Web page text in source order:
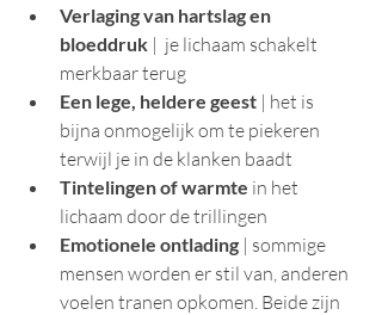
Verlaging van hartslag en
bloeddruk |  je lichaam schakelt
merkbaar terug
Een lege, heldere geest | het is
bijna onmogelijk om te piekeren
terwijl je in de klanken baadt
Tintelingen of warmte in het
lichaam door de trillingen
Emotionele ontlading | sommige
mensen worden er stil van, anderen
voelen tranen opkomen. Beide zijn